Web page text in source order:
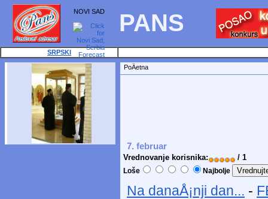
NOVI SAD PANS
SRPSKI
PoÄetna
7. februar
Vrednovanje korisnika: / 1
Loše Najbolje
Na danaÅ¡nji dan... -